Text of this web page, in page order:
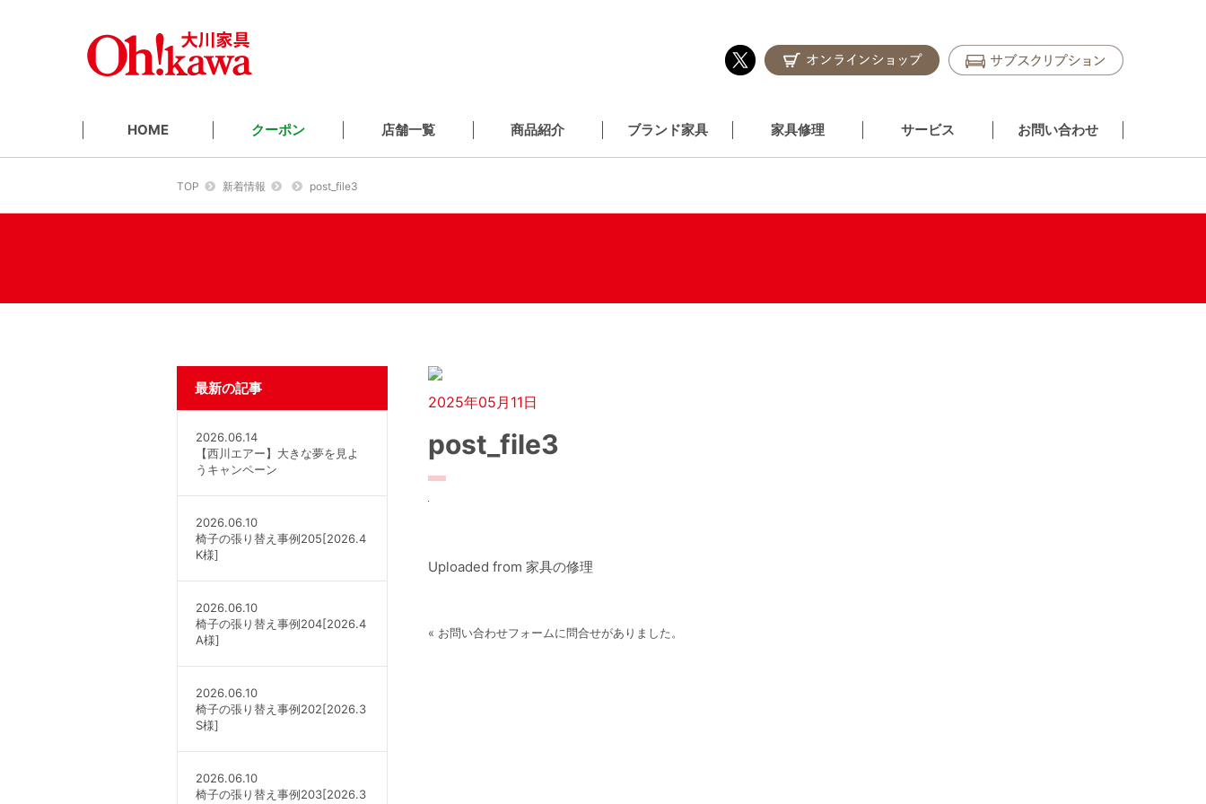
HOME クーポン 店舗一覧 商品紹介 ブランド家具 家具修理 サービス お問い合わせ
TOP 新着情報 post_file3
2025年05月11日
post_file3
Uploaded from 家具の修理
« お問い合わせフォームに問合せがありました。
最新の記事
2026.06.14
【西川エアー】大きな夢を見よ
うキャンペーン
2026.06.10
椅子の張り替え事例205[2026.4
K様]
2026.06.10
椅子の張り替え事例204[2026.4
A様]
2026.06.10
椅子の張り替え事例202[2026.3
S様]
2026.06.10
椅子の張り替え事例203[2026.3